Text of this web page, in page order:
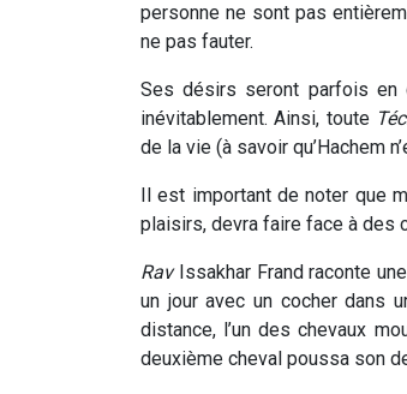
personne ne sont pas
ne pas fauter.
Ses désirs seront parfois en
inévitablement. Ainsi, toute Té
de la vie (à savoir qu’Hachem
Il est important de noter que
plaisirs, devra faire face à des
RavIssakhar Frand raconte
un jour avec un cocher dans
distance, l’un des chevaux
deuxième cheval poussa son